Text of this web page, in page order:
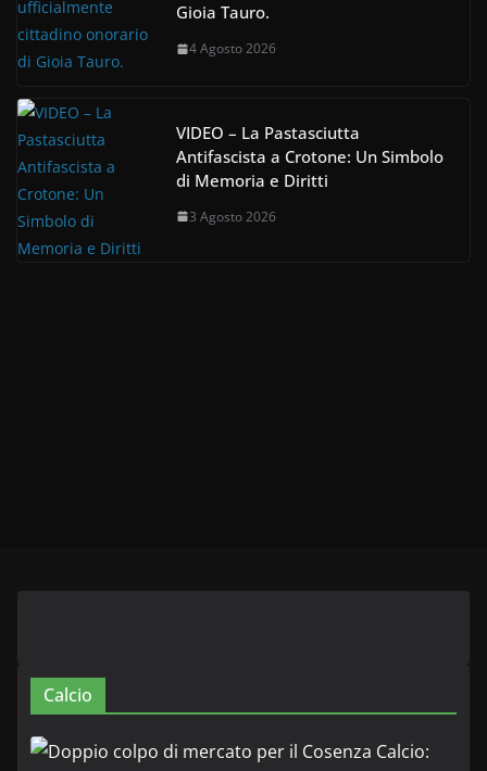
Gioia Tauro.
4 Agosto 2026
VIDEO – La Pastasciutta
Antifascista a Crotone: Un Simbolo
di Memoria e Diritti
3 Agosto 2026
Calcio